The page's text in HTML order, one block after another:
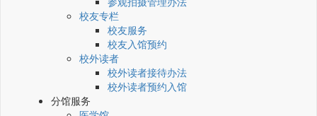
校友专栏
校友服务
校友入馆预约
校外读者
校外读者接待办法
校外读者预约入馆
分馆服务